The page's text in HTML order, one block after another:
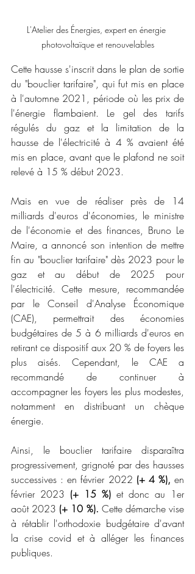
L'Atelier des Énergies, expert en énergie
photovoltaïque et renouvelables
Cette hausse s'inscrit dans le plan de sortie
du "bouclier tarifaire", qui fut mis en place
à l'automne 2021, période où les prix de
l'énergie flambaient. Le gel des tarifs
régulés du gaz et la limitation de la
hausse de l'électricité à 4 % avaient été
mis en place, avant que le plafond ne soit
relevé à 15 % début 2023.
Mais en vue de réaliser près de 14
milliards d'euros d'économies, le ministre
de l'économie et des finances, Bruno Le
Maire, a annoncé son intention de mettre
fin au "bouclier tarifaire" dès 2023 pour le
gaz et au début de 2025 pour
l'électricité. Cette mesure, recommandée
par le Conseil d'Analyse Économique
(CAE), permettrait des économies
budgétaires de 5 à 6 milliards d'euros en
retirant ce dispositif aux 20 % de foyers les
plus aisés. Cependant, le CAE a
recommandé de continuer à
accompagner les foyers les plus modestes,
notamment en distribuant un chèque
énergie.
Ainsi, le bouclier tarifaire disparaîtra
progressivement, grignoté par des hausses
successives : en février 2022 (+ 4 %), en
février 2023 (+ 15 %) et donc au 1er
août 2023 (+ 10 %). Cette démarche vise
à rétablir l'orthodoxie budgétaire d'avant
la crise covid et à alléger les finances
publiques.